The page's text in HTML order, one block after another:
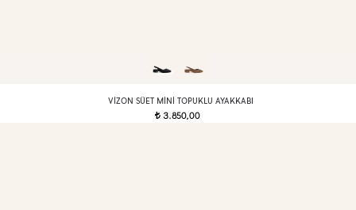
VIZON SÜET MINI TOPUKLU AYAKKABI
t3.850,00